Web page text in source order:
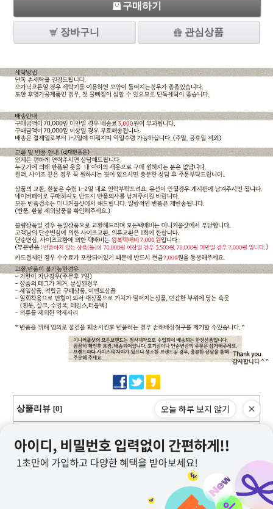
구매하기
장바구니 관심상품
상품리뷰 [0]
커뮤니티
오늘 하루 보지 않기